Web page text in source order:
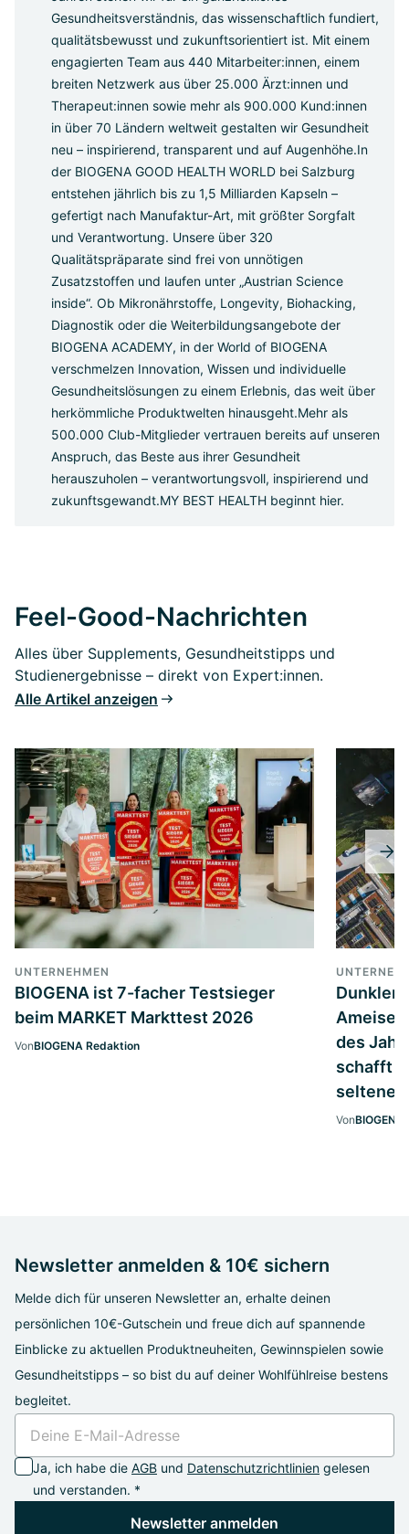
Gesundheitsverständnis, das wissenschaftlich fundiert,
qualitätsbewusst und zukunftsorientiert ist. Mit einem
engagierten Team aus 440 Mitarbeiter:innen, einem
breiten Netzwerk aus über 25.000 Ärzt:innen und
Therapeut:innen sowie mehr als 900.000 Kund:innen
in über 70 Ländern weltweit gestalten wir Gesundheit
neu – inspirierend, transparent und auf Augenhöhe.In
der BIOGENA GOOD HEALTH WORLD bei Salzburg
entstehen jährlich bis zu 1,5 Milliarden Kapseln –
gefertigt nach Manufaktur-Art, mit größter Sorgfalt
und Verantwortung. Unsere über 320
Qualitätspräparate sind frei von unnötigen
Zusatzstoffen und laufen unter „Austrian Science
inside“. Ob Mikronährstoffe, Longevity, Biohacking,
Diagnostik oder die Weiterbildungsangebote der
BIOGENA ACADEMY, in der World of BIOGENA
verschmelzen Innovation, Wissen und individuelle
Gesundheitslösungen zu einem Erlebnis, das weit über
herkömmliche Produktwelten hinausgeht.Mehr als
500.000 Club-Mitglieder vertrauen bereits auf unseren
Anspruch, das Beste aus ihrer Gesundheit
herauszuholen – verantwortungsvoll, inspirierend und
zukunftsgewandt.MY BEST HEALTH beginnt hier.
Feel-Good-Nachrichten
Alles über Supplements, Gesundheitstipps und
Studienergebnisse – direkt von Expert:innen.
Alle Artikel anzeigen
UNTERNEHMEN
BIOGENA ist 7-facher Testsieger
beim MARKET Markttest 2026
VonBIOGENA Redaktion
Dunkler
des
schafft
Von
Newsletter anmelden & 10€ sichern
Melde dich für unseren Newsletter an, erhalte deinen
persönlichen 10€-Gutschein und freue dich auf spannende
Einblicke zu aktuellen Produktneuheiten, Gewinnspielen sowie
Gesundheitstipps – so bist du auf deiner Wohlfühlreise bestens
begleitet.
Ja, ich habe die AGB und Datenschutzrichtlinien gelesen
und verstanden. *
Newsletter anmelden